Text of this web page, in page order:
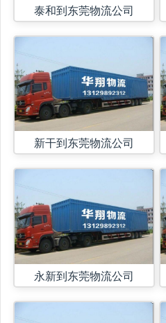
泰和到东莞物流公司
新干到东莞物流公司
永新到东莞物流公司